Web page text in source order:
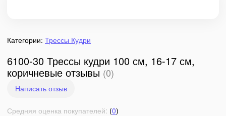
Категории: Трессы Кудри
6100-30 Трессы кудри 100 см, 16-17 см,
коричневые отзывы (0)
Написать отзыв
Средняя оценка покупателей: (0)